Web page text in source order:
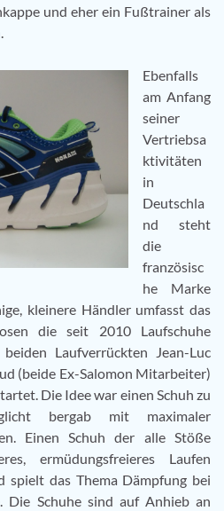
und eher ein Fußtrainer als
Ebenfalls
am Anfang
seiner
Vertriebsa
ktivitäten
in
Deutschla
nd steht
die
französisc
he Marke
kleinere Händler umfasst das
die seit 2010 Laufschuhe
Laufverrückten Jean-Luc
(beide Ex-Salomon Mitarbeiter)
Die Idee war einen Schuh zu
bergab mit maximaler
Einen Schuh der alle Stöße
ermüdungsfreieres Laufen
spielt das Thema Dämpfung bei
Die Schuhe sind auf Anhieb an